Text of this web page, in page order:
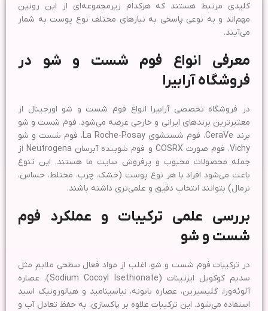
کلیدی مرتبط هستند که هرکدام زیرمجموعه‌ای از این روتین
مهم‌اند و به نوعی پاسخی به نیازهای مختلف نوع پوست به شمار
می‌آیند.
معرفی انواع فوم شست و شو در
فروشگاه آرابیرا
در فروشگاه تخصصی آرابیرا انواع فوم شست و شو اورجینال از
معتبرترین برندهای ایرانی و خارجی عرضه می‌شود. فوم شست و شو
برند CeraVe، فوم شستشوی La Roche-Posay، فوم شست و شو
Vichy، فوم صورت COSRX و فوم شوینده آبرسان Neutrogena از
جمله محصولات محبوب و پرفروش سایت ما هستند. این تنوع
باعث می‌شود افراد با هر نوع پوست (خشک، چرب، مختلط، حساس،
نرمال) بتوانند انتخاب دقیق و علمی‌تری داشته باشند.
بررسی علمی ترکیبات و عملکرد فوم
شست و شو
در ترکیبات فوم شست و شو، اغلب از مواد فعال سطحی ملایم مثل
سدیم کوکویل ایزتینات (Sodium Cocoyl Isethionate)، عصاره
آلوئه‌ورا، گلیسیرین، عصاره بابونه، نیاسینامید و هیالورونیک اسید
استفاده می‌شود. این ترکیبات علاوه بر پاکسازی، به حفظ تعادل آب و